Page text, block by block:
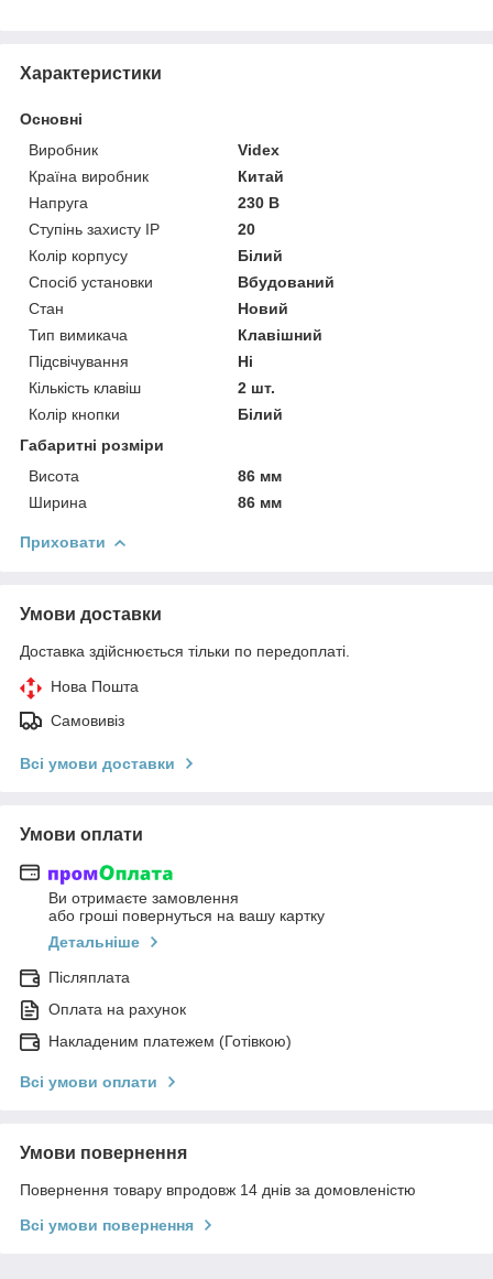
Характеристики
Основні
Виробник
Videx
Країна виробник
Китай
Напруга
230 В
Ступінь захисту IP
20
Колір корпусу
Білий
Спосіб установки
Вбудований
Стан
Новий
Тип вимикача
Клавішний
Підсвічування
Ні
Кількість клавіш
2 шт.
Колір кнопки
Білий
Габаритні розміри
Висота
86 мм
Ширина
86 мм
Приховати
Умови доставки
Доставка здійснюється тільки по передоплаті.
Нова Пошта
Самовивіз
Всі умови доставки
Умови оплати
Ви отримаєте замовлення
або гроші повернуться на вашу картку
Детальніше
Післяплата
Оплата на рахунок
Накладеним платежем (Готівкою)
Всі умови оплати
Умови повернення
Повернення товару впродовж 14 днів за домовленістю
Всі умови повернення